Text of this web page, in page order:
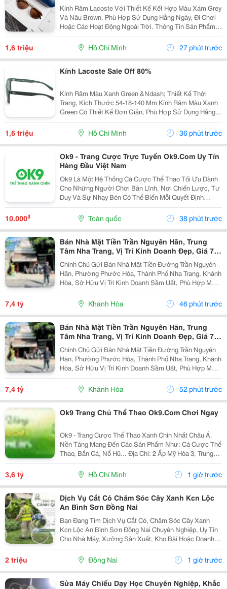
Kính Râm Lacoste Với Thiết Kế Kết Hợp Màu Xám Grey
Và Nâu Brown, Phù Hợp Sử Dụng Hằng Ngày, Đi Chơi
Hoặc Các Hoạt Động Ngoài Trời. Thông Tin Sản Phẩm:
Thương Hiệu: Lacoste. Màu Sắc: Xám Grey &Ndash;
Nâu Brown. Kích Thước: 57-15-140 Mm. Mã...
1,6 triệu Hồ Chí Minh 27 phút trước
Kính Lacoste Sale Off 80%
Kính Râm Màu Xanh Green &Ndash; Thiết Kế Thời
Trang, Kích Thước 54-18-140 Mm Kính Râm Màu Xanh
Green Có Thiết Kế Đơn Giản, Phù Hợp Sử Dụng Hằng
Ngày Khi Đi Chơi, Đi Du Lịch Hoặc Di Chuyển Ngoài
Trời. Thông Tin Sản Phẩm: Màu Sắc: Xanh Green. ...
1,6 triệu Hồ Chí Minh 36 phút trước
Ok9 - Trang Cược Trực Tuyến Ok9.Com Uy Tín
Hàng Đầu Việt Nam
Ok9 Là Một Hệ Thống Cá Cược Thể Thao Tối Ưu Dành
Cho Những Người Chơi Bản Lĩnh, Nơi Chiến Lược, Tư
Duy Và Sự Nhạy Bén Có Thể Biến Mỗi Quyết Định
Thành Một Chiến Thắng Vang Dội. Đây Không Chỉ Là
Sân Chơi Cho Những Ai Yêu Thích Cá Cược, Mà Còn
Là Đấu...
10.000₫ Toàn quốc 38 phút trước
Bán Nhà Mặt Tiền Trần Nguyên Hãn, Trung
Tâm Nha Trang, Vị Trí Kinh Doanh Đẹp, Giá 7,4
Tỷ
Chính Chủ Gửi Bán Nhà Mặt Tiền Đường Trần Nguyên
Hãn, Phường Phước Hòa, Thành Phố Nha Trang, Khánh
Hòa, Sở Hữu Vị Trí Kinh Doanh Sầm Uất, Phù Hợp Mở
Cửa Hàng, Văn Phòng, Showroom Hoặc Đầu Tư Cho
Thuê Lâu Dài. Thông Tin Chi Tiết. - Địa Chỉ: Số...
7,4 tỷ Khánh Hòa 46 phút trước
Bán Nhà Mặt Tiền Trần Nguyên Hãn, Trung
Tâm Nha Trang, Vị Trí Kinh Doanh Đẹp, Giá 7,4
Tỷ
Chính Chủ Gửi Bán Nhà Mặt Tiền Đường Trần Nguyên
Hãn, Phường Phước Hòa, Thành Phố Nha Trang, Khánh
Hòa, Sở Hữu Vị Trí Kinh Doanh Sầm Uất, Phù Hợp Mở
Cửa Hàng, Văn Phòng, Showroom Hoặc Đầu Tư Cho
Thuê Lâu Dài. Thông Tin Chi Tiết. - Địa Chỉ: Số...
7,4 tỷ Khánh Hòa 52 phút trước
Ok9 Trang Chủ Thể Thao Ok9.Com Chơi Ngay
Ok9 - Trang Cược Thể Thao Xanh Chín Nhất Châu Á.
Nền Tảng Mang Đến Các Sản Phẩm Như: Cá Cược Thể
Thao, Bắn Cá, Nổ Hũ... Địa Chỉ: 2 Ấp Mỹ Hòa 3, Trung
Chánh, Hóc Môn, Hồ Chí Minh, Việt Nam. Phone:
0965368638. Email: Ok9.Ninja@Gmail.com Website:...
3,6 tỷ Hồ Chí Minh 1 giờ trước
Dịch Vụ Cắt Cỏ Chăm Sóc Cây Xanh Kcn Lộc
An Bình Sơn Đồng Nai
Bạn Đang Tìm Dịch Vụ Cắt Cỏ, Chăm Sóc Cây Xanh
Kcn Lộc An Bình Sơn Đồng Nai Chuyên Nghiệp, Uy Tín
Cho Nhà Máy, Xưởng Sản Xuất, Kho Bãi Hoặc Doanh
Nghiệp? Công Ty Tnhh Tmdv Cảnh Quan Đại Phát
Chuyên Cung Cấp Dịch Vụ Cắt Cỏ, Thu Gom Cỏ, Cắt Tỉa
2 triệu Đồng Nai 1 giờ trước
Sửa Máy Chiếu Dạy Học Chuyên Nghiệp, Khắc